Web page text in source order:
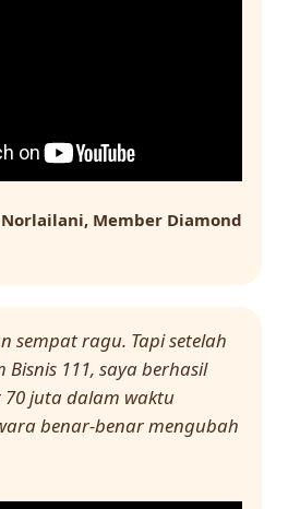
Member Diamond
sempat ragu. Tapi setelah
Bisnis 111, saya berhasil
juta dalam waktu
benar-benar mengubah